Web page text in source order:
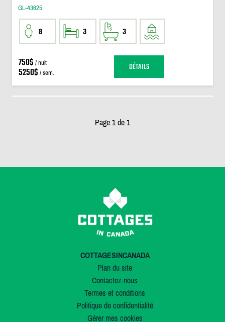
GL-43625
8 3 3
750$ / nuit
5250$ / sem. DÉTAILS
Page 1 de 1
COTTAGESINCANADA
Plan du site
Contactez-nous
Termes et conditions
Politique de confidentialité
Gérer mes cookies